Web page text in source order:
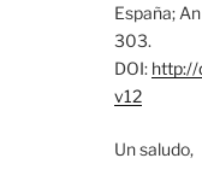
España;
303.
DOI: http://
v12
Un saludo,